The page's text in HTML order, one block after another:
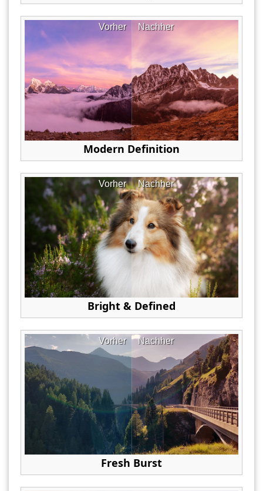
Nachher
Vorher
Modern Definition
Nachher
Vorher
Bright & Defined
Nachher
Vorher
Fresh Burst